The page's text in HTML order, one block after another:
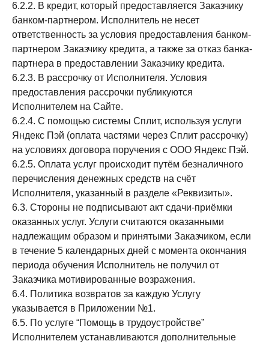
6.2.2. В кредит, который предоставляется Заказчику
банком-партнером. Исполнитель не несет
ответственность за условия предоставления банком-
партнером Заказчику кредита, а также за отказ банка-
партнера в предоставлении Заказчику кредита.
6.2.3. В рассрочку от Исполнителя. Условия
предоставления рассрочки публикуются
Исполнителем на Сайте.
6.2.4. С помощью системы Сплит, используя услуги
Яндекс Пэй (оплата частями через Сплит рассрочку)
на условиях договора поручения с ООО Яндекс Пэй.
6.2.5. Оплата услуг происходит путём безналичного
перечисления денежных средств на счёт
Исполнителя, указанный в разделе «Реквизиты».
6.3. Стороны не подписывают акт сдачи-приёмки
оказанных услуг. Услуги считаются оказанными
надлежащим образом и принятыми Заказчиком, если
в течение 5 календарных дней с момента окончания
периода обучения Исполнитель не получил от
Заказчика мотивированные возражения.
6.4. Политика возвратов за каждую Услугу
указывается в Приложении №1.
6.5. По услуге “Помощь в трудоустройстве”
Исполнителем устанавливаются дополнительные